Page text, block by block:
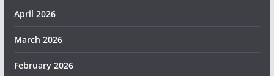
April 2026
March 2026
February 2026